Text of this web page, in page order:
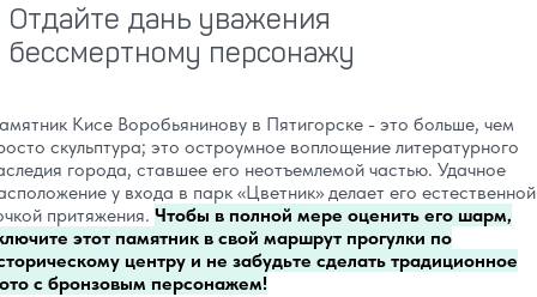
Отдайте дань уважения
бессмертному персонажу
Кисе Воробьянинову в Пятигорске - это больше, чем
скульптура; это остроумное воплощение литературного
города, ставшее его неотъемлемой частью. Удачное
у входа в парк «Цветник» делает его естественной
притяжения. Чтобы в полной мере оценить его шарм,
этот памятник в свой маршрут прогулки по
центру и не забудьте сделать традиционное
с бронзовым персонажем!